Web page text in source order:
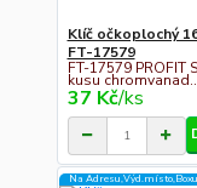
Klíč očkoplochý
FT-17579
FT-17579
kusu
37 Kč/ks
Na Adresu,Výd.místo,Boxu